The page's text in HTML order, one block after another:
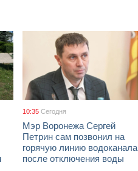
10:35 Сегодня
Мэр Воронежа Сергей
Петрин сам позвонил на
горячую линию водоканала
после отключения воды